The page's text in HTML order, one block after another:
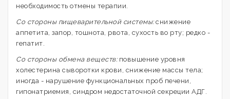
необходимость отмены терапии.
Со стороны пищеварительной системы:снижение
аппетита, запор, тошнота, рвота, сухость во рту; редко -
гепатит.
Со стороны обмена веществ:повышение уровня
холестерина сыворотки крови, снижение массы тела;
иногда - нарушение функциональных проб печени,
гипонатриемия, синдром недостаточной секреции АДГ.